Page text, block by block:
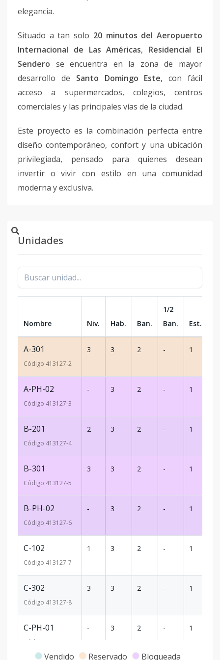
elegancia.
Situado a tan solo 20 minutos del Aeropuerto
Internacional de Las Américas, Residencial El
Sendero se encuentra en la zona de mayor
desarrollo de Santo Domingo Este, con fácil
acceso a supermercados, colegios, centros
comerciales y las principales vías de la ciudad.
Este proyecto es la combinación perfecta entre
diseño contemporáneo, confort y una ubicación
privilegiada, pensado para quienes desean
invertir o vivir con estilo en una comunidad
moderna y exclusiva.
Unidades
Nombre Niv. Hab. Ban.
1/2
Ban.
Est.
A-301
Código 413127-2
3 3 2 - 1
A-PH-02
Código 413127-3
- 3 2 - 1
B-201
Código 413127-4
2 3 2 - 1
B-301
Código 413127-5
3 3 2 - 1
B-PH-02
Código 413127-6
- 3 2 - 1
C-102
Código 413127-7
1 3 2 - 1
C-302
Código 413127-8
3 3 2 - 1
C-PH-01
Código
- 3 2 - 1
Vendido Reservado Bloqueada